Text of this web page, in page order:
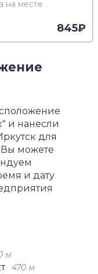
845₽
и нанесли
для
можете
и дату
м
470 м